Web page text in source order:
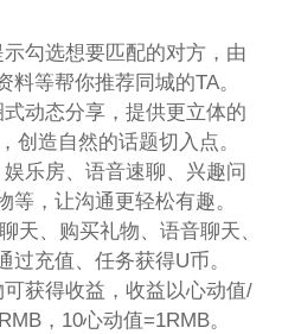
勾选想要匹配的对方，由
等帮你推荐同城的TA。
动态分享，提供更立体的
创造自然的话题切入点。
乐房、语音速聊、兴趣问
，让沟通更轻松有趣。
天、购买礼物、语音聊天、
充值、任务获得U币。
获得收益，收益以心动值/
，10心动值=1RMB。